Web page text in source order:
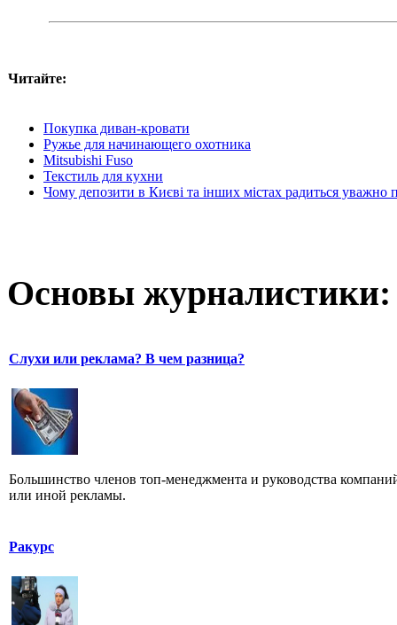
Читайте:
Покупка диван-кровати
Ружье для начинающего охотника
Mitsubishi Fuso
Текстиль для кухни
Чому депозити в Києві та інших містах радиться уважно
Основы журналистики:
Слухи или реклама? В чем разница?
Большинство членов топ-менеджмента и руководства
или иной рекламы.
Ракурс